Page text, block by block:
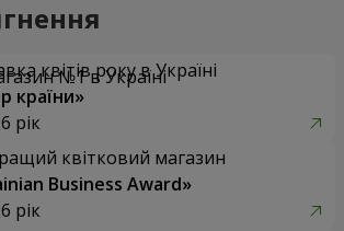
квітів року в Україні
країни»
рік
квітковий магазин
Business Award»
рік